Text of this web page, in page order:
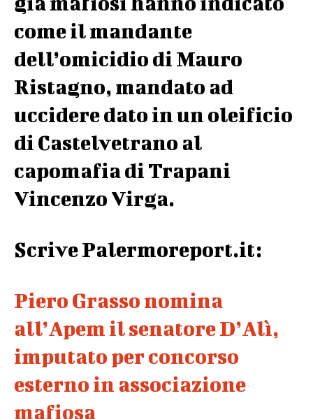
come il mandante
dell’omicidio di Mauro
Ristagno, mandato ad
uccidere dato in un oleificio
di Castelvetrano al
capomafia di Trapani
Vincenzo Virga.
Scrive Palermoreport.it:
Piero Grasso nomina
all’Apem il senatore D’Alì,
imputato per concorso
esterno in associazione
mafiosa